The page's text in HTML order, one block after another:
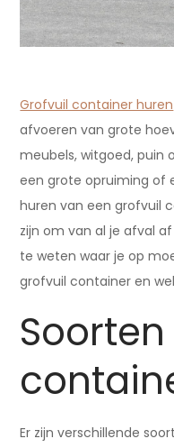
Grofvuil container huren
afvoeren van grote
meubels, witgoed, puin
een grote opruiming of
huren van een grofvuil
zijn om van al je afval
te weten waar je op
grofvuil container en
Er zijn verschillende